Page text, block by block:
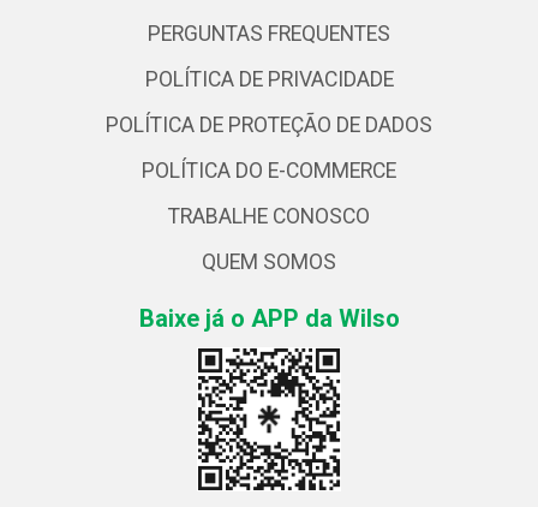
PERGUNTAS FREQUENTES
POLÍTICA DE PRIVACIDADE
POLÍTICA DE PROTEÇÃO DE DADOS
POLÍTICA DO E-COMMERCE
TRABALHE CONOSCO
QUEM SOMOS
Baixe já o APP da Wilso